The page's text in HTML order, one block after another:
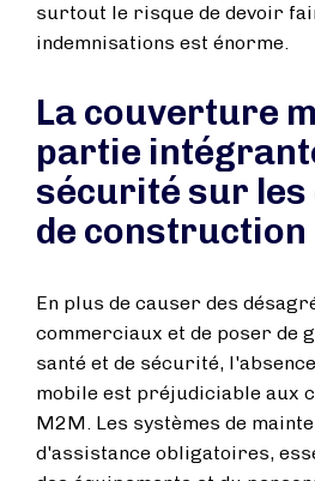
surtout le risque de devoir
indemnisations est énorme.
La couverture
partie
sécurité sur
de construction
En plus de causer des
commerciaux et de poser de
santé et de sécurité,
mobile est préjudiciable aux
M2M. Les systèmes de
d'assistance obligatoires,